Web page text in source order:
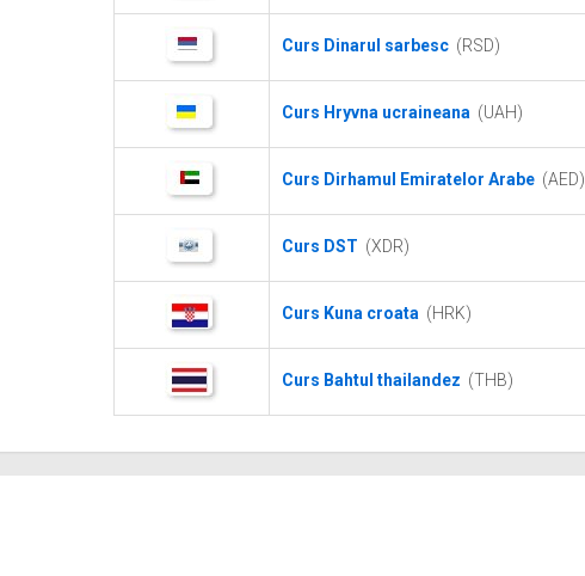
Curs Dinarul sarbesc (RSD)
Curs Hryvna ucraineana (UAH)
Curs Dirhamul Emiratelor Arabe (AED)
Curs DST (XDR)
Curs Kuna croata (HRK)
Curs Bahtul thailandez (THB)